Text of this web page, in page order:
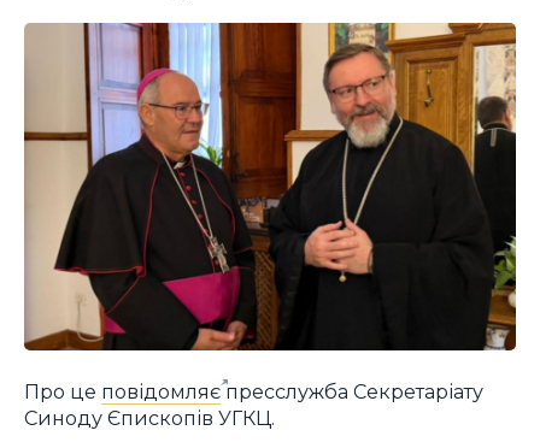
Про це повідомляєпресслужба Секретаріату
Синоду Єпископів УГКЦ.